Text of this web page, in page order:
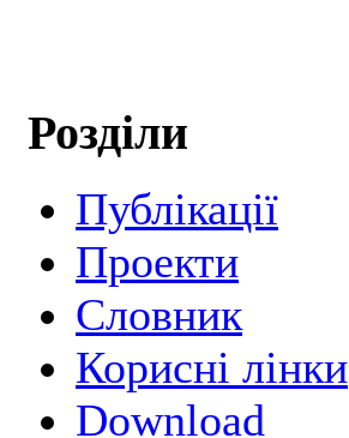
Розділи
Публікації
Проекти
Cловник
Корисні лінки
Download